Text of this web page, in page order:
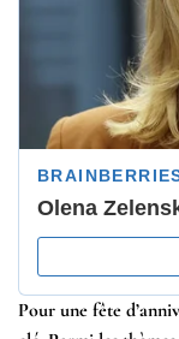
Pour une fête